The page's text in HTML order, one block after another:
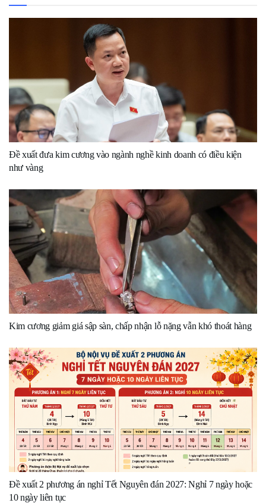
Đề xuất đưa kim cương vào ngành nghề kinh doanh có điều kiện
như vàng
Kim cương giảm giá sập sàn, chấp nhận lỗ nặng vẫn khó thoát hàng
Đề xuất 2 phương án nghỉ Tết Nguyên đán 2027: Nghỉ 7 ngày hoặc
10 ngày liên tục